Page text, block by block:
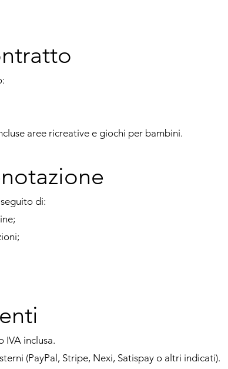
aree ricreative e giochi per bambini.
di:
IVA inclusa.
(PayPal, Stripe, Nexi, Satispay o altri indicati).